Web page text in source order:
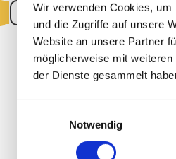
Wir verwenden Cookies,
und die Zugriffe auf unsere
Website an unsere Partner
möglicherweise mit
der Dienste gesammelt
Notwendig
Chi siamo Note